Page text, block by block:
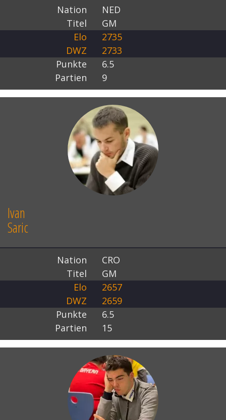
Nation
NED
Titel
GM
Elo
2735
DWZ
2733
Punkte
6.5
Partien
9
Ivan
Saric
Nation
CRO
Titel
GM
Elo
2657
DWZ
2659
Punkte
6.5
Partien
15